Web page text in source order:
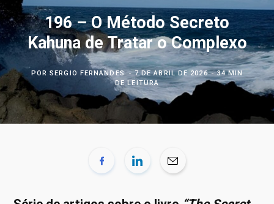
196 – O Método Secreto
Kahuna de Tratar o Complexo
PORSERGIO FERNANDES 7 DE ABRIL DE 2026
34 MIN
DE LEITURA